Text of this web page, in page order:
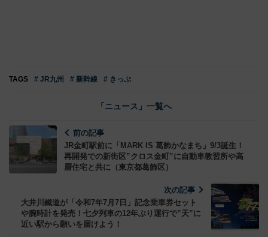
TAGS # JR九州 # 新幹線 # きっぷ
「ニュース」一覧へ
前の記事
JR金町駅前に「MARK IS 葛飾かなまち」9/3誕生！
再開発での新街区”クロス金町”に自動車教習所や高
層住宅と共に（東京都葛飾区）
次の記事
大井川鐵道が「令和7年7月7日」記念乗車券セット
や腕時計を発売！七夕列車の12年ぶり運行で”天”に
近い駅から願いを届けよう！